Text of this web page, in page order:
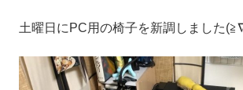
土曜日にPC用の椅子を新調しました